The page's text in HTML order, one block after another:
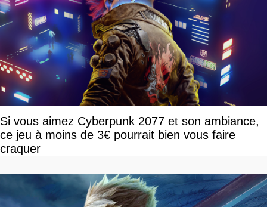
Si vous aimez Cyberpunk 2077 et son ambiance,
ce jeu à moins de 3€ pourrait bien vous faire
craquer